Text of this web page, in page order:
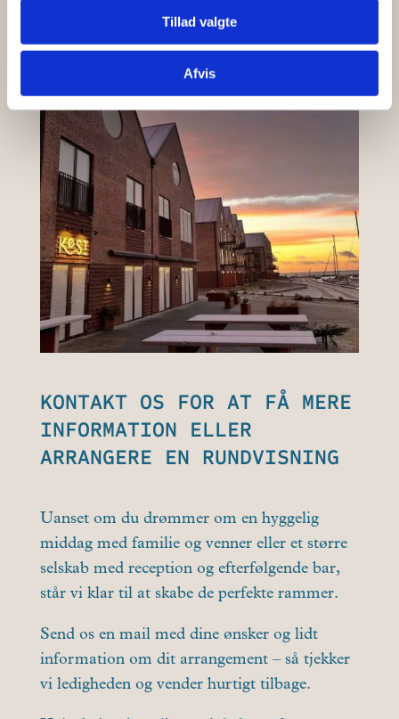
Tillad valgte
Afvis
KONTAKT OS FOR AT FÅ MERE
INFORMATION ELLER
ARRANGERE EN RUNDVISNING
Uanset om du drømmer om en hyggelig
middag med familie og venner eller et større
selskab med reception og efterfølgende bar,
står vi klar til at skabe de perfekte rammer.
Send os en mail med dine ønsker og lidt
information om dit arrangement – så tjekker
vi ledigheden og vender hurtigt tilbage.